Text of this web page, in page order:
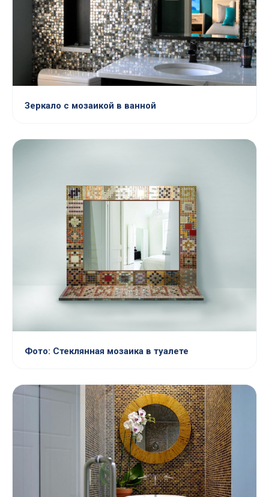
Зеркало с мозаикой в ванной
Фото: Стеклянная мозаика в туалете